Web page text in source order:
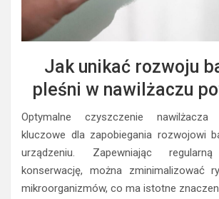
Jak unikać rozwoju
pleśni w nawilżaczu
Optymalne czyszczenie
kluczowe dla zapobiegania rozwojowi
urządzeniu. Zapewniając
konserwację, można zminimalizować
mikroorganizmów, co ma istotne